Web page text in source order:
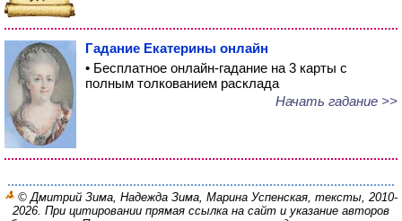
Гадание Екатерины онлайн
• Бесплатное онлайн-гадание на 3 карты с
полным толкованием расклада
Начать гадание >>
© Дмитрий Зима, Надежда Зима, Марина Успенская, тексты, 2010-
2026. При цитировании прямая ссылка на сайт и указание авторов